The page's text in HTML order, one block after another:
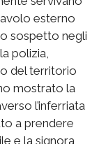
esterno
sospetto negli
polizia,
del territorio
mostrato la
l’inferriata
a prendere
e la signora,